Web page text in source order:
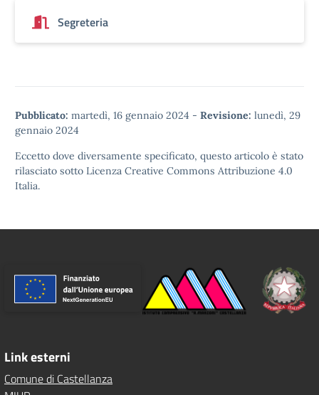
Segreteria
Pubblicato: martedì, 16 gennaio 2024 - Revisione: lunedì, 29
gennaio 2024
Eccetto dove diversamente specificato, questo articolo è stato
rilasciato sotto Licenza Creative Commons Attribuzione 4.0
Italia.
Link esterni
Comune di Castellanza